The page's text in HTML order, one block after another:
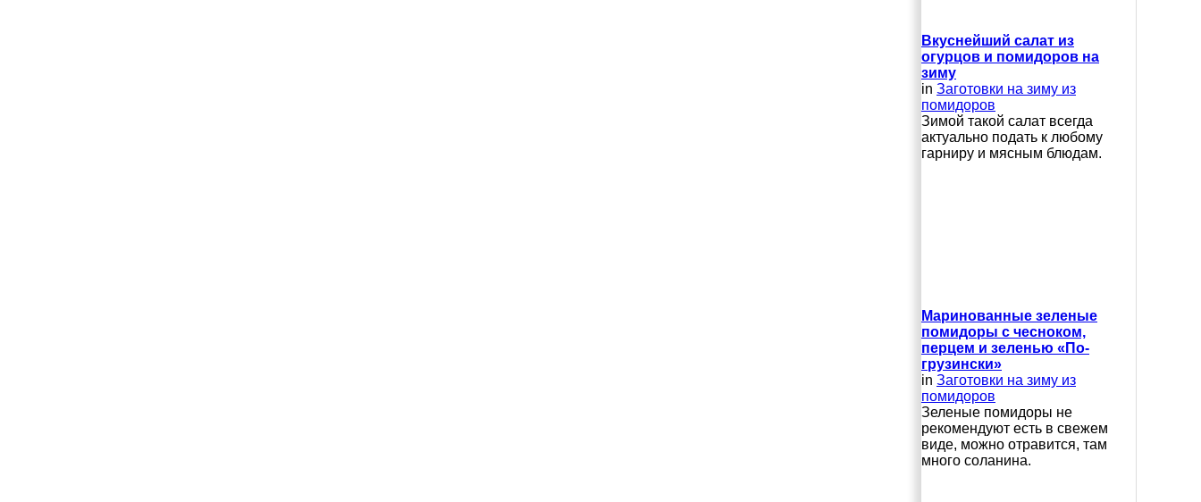
Вкуснейший салат из
огурцов и помидоров на
зиму
in Заготовки на зиму из
помидоров
Зимой такой салат всегда
актуально подать к любому
гарниру и мясным блюдам.
Маринованные зеленые
помидоры с чесноком,
перцем и зеленью «По-
грузински»
in Заготовки на зиму из
помидоров
Зеленые помидоры не
рекомендуют есть в свежем
виде, можно отравится, там
много соланина.